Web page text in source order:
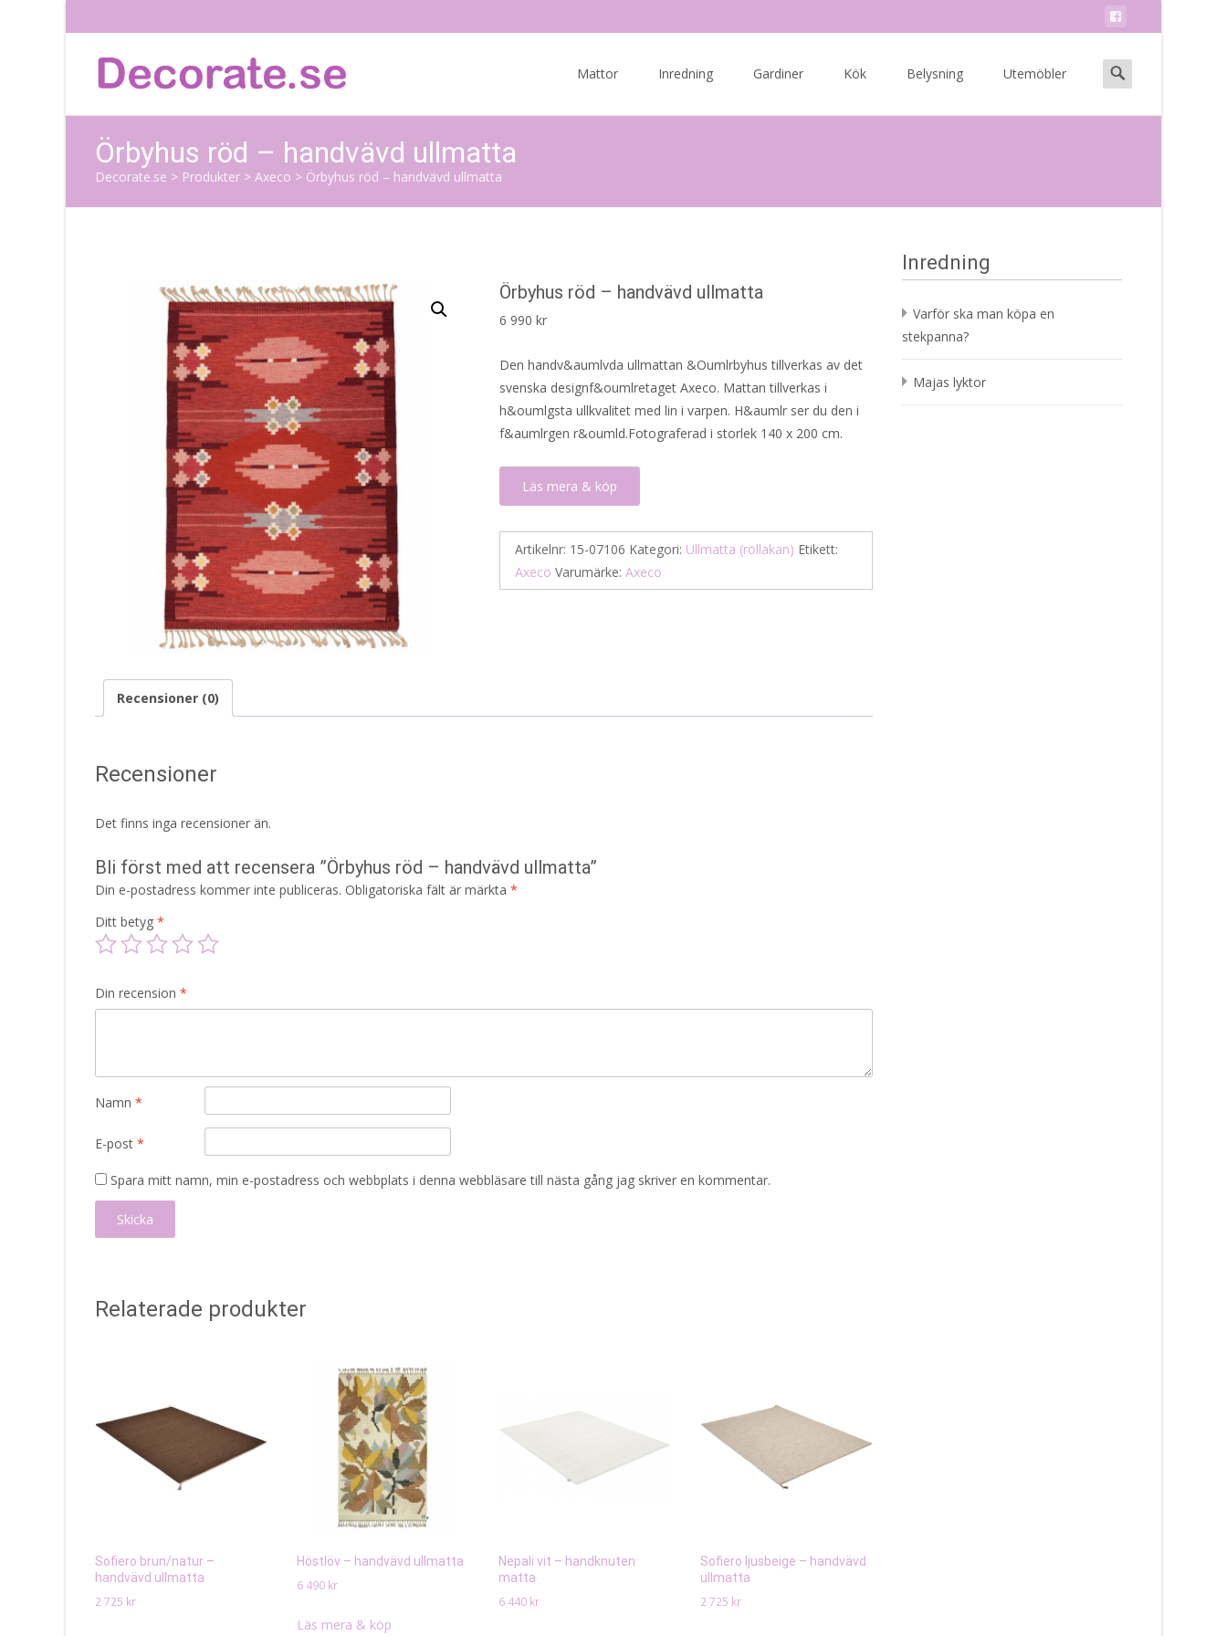
Mattor Inredning Gardiner Kök Belysning Utemöbler
Search
for:
Örbyhus röd – handvävd ullmatta
Decorate.se > Produkter > Axeco > Örbyhus röd – handvävd ullmatta
Örbyhus röd – handvävd ullmatta
6 990kr
Den handv&aumlvda ullmattan &Oumlrbyhus tillverkas av det
svenska designf&oumlretaget Axeco. Mattan tillverkas i
h&oumlgsta ullkvalitet med lin i varpen. H&aumlr ser du den i
f&aumlrgen r&oumld.Fotograferad i storlek 140 x 200 cm.
Läs mera & köp
Artikelnr: 15-07106 Kategori: Ullmatta (röllakan) Etikett:
Axeco Varumärke:Axeco
Recensioner (0)
Recensioner
Det finns inga recensioner än.
Bli först med att recensera ”Örbyhus röd – handvävd ullmatta”
Din e-postadress kommer inte publiceras. Obligatoriska fält är märkta *
Ditt betyg *
Din recension *
Namn *
E-post *
Spara mitt namn, min e-postadress och webbplats i denna webbläsare till nästa gång jag skriver en kommentar.
Relaterade produkter
Sofiero brun/natur –
handvävd ullmatta
2 725 kr
Höstlöv – handvävd ullmatta
6 490 kr
Läs mera & köp
Nepali vit – handknuten
matta
6 440 kr
Sofiero ljusbeige – handvävd
ullmatta
2 725 kr
Inredning
Varför ska man köpa en
stekpanna?
Majas lyktor